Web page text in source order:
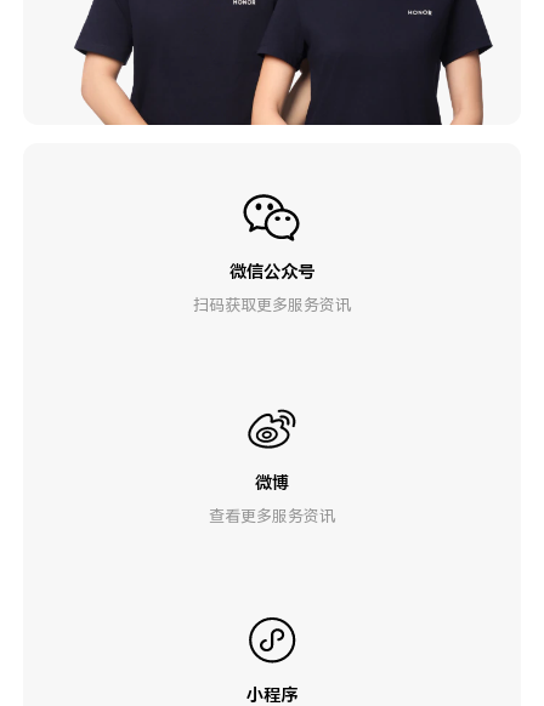
微信公众号
扫码获取更多服务资讯
微博
查看更多服务资讯
小程序